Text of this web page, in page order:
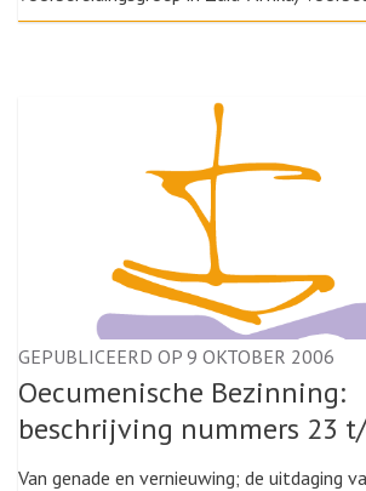
GEPUBLICEERD OP 9 OKTOBER 2006
Oecumenische Bezinning:
beschrijving nummers 23
Van genade en vernieuwing; de uitdaging